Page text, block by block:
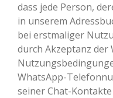
dass jede Person,
in unserem
bei erstmaliger
durch Akzeptanz der
WhatsApp-
seiner Chat-